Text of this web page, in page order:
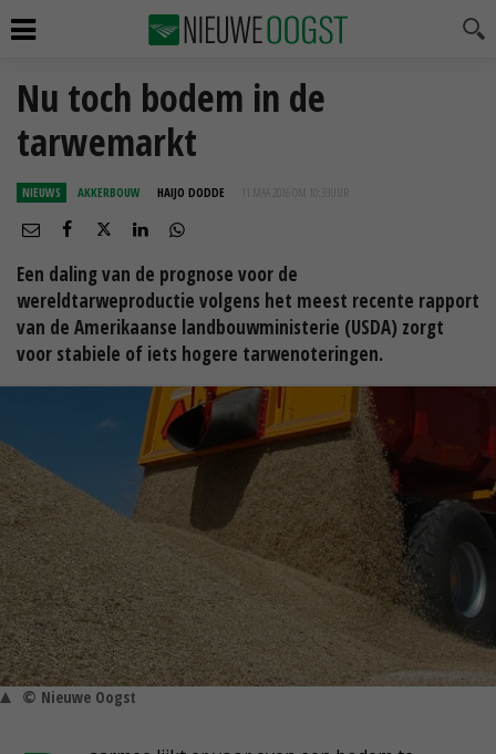
Nu toch bodem in de
tarwemarkt
NIEUWS AKKERBOUW HAIJO DODDE 11 MAA 2016 OM 10:33
Een daling van de prognose voor de
wereldtarweproductie volgens het meest recente rapport
van de Amerikaanse landbouwministerie (USDA) zorgt
voor stabiele of iets hogere tarwenoteringen.
© Nieuwe Oogst